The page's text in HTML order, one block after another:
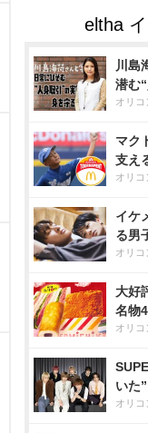
川島
潜む
オリコ
マク
支え
オリコ
イケ
る男
オリコ
大好
名物
オリコ
いた
オリコ